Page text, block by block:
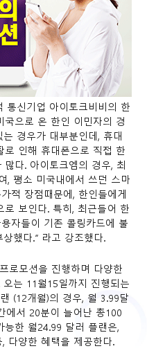
통신기업 아이토크비비의 한
국으로 온 한인 이민자의 경
경우가 대부분인데, 휴대
인해 휴대폰으로 직접 한
다. 아이토크엠의 경우, 최
, 평소 미국내에서 쓰던 스마
적 장점때문에, 한인들에게
보인다. 특히, 최근들어 한
자들이 기존 콜링카드에 불
했다.” 라고 강조했다.
로모션을 진행하며 다양한
는 11월15일까지 진행되는
(12개월)의 경우, 월 3.99달
에서 20분이 늘어난 총100
한 월24.99 달러 플랜은,
다양한 혜택을 제공한다.